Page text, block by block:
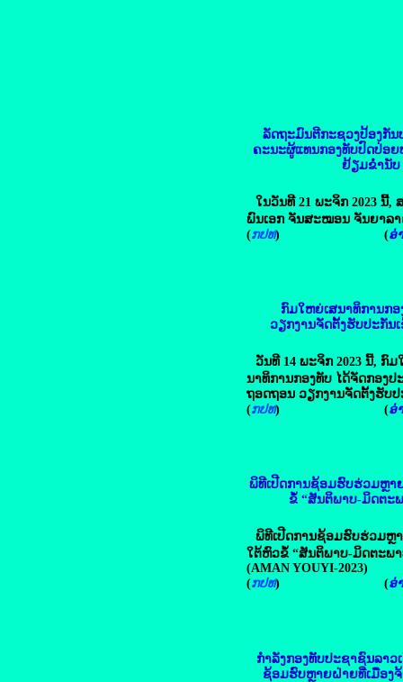
ລັດຖະມົນຕີກະຊວງປ້ອງກັນ
ຄະນະຜູ້ແທນກອງທັບປົດປ່ອຍ
ຢ້ຽມຂ່ຳນັບ
ໃນວັນທີ 21 ພະຈິກ 2023 ນີ້,
ພົນເອກ ຈັນສະໝອນ ຈັນຍາລ
(ກປທ) (ອ່
ກົມໃຫຍ່ເສນາທິການກ
ວຽກງານຈັດຕັ້ງຮັບປະກັນເ
ວັນທີ 14 ພະຈິກ 2023 ນີ້, ກົມ
ນາທິການກອງທັບ ໄດ້ຈັດກອງ
ຖອດຖອນ ວຽກງານຈັດຕັ້ງຮັບປ
(ກປທ) (ອ່
ພິທີເປີດການຊ້ອມຮົບຮ່ວມຫຼາ
ຂໍ້ “ສັນຕິພາບ-ມິດຕະພ
ພິທີເປີດການຊ້ອມຮົບຮ່ວມຫຼ
ໃຕ້ຫົວຂໍ້ “ສັນຕິພາບ-ມິດຕະພາ
(AMAN YOUYI-2023)
(ກປທ) (ອ່
ກຳລັງກອງທັບປະຊາຊົນລາວ
ຊ້ອມຮົບຫຼາຍຝ່າຍທີ່ເມືອງ